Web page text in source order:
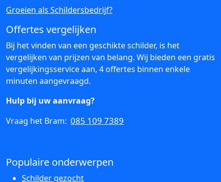
Groeien als Schildersbedrijf?
Offertes vergelijken
Bij het vinden van een geschikte schilder, is het
vergelijken van prijzen van belang. Wij bieden een gratis
vergelijkingsservice aan, 4 offertes binnen enkele
minuten aangevraagd.
Hulp bij uw aanvraag?
Vraag het Bram: 085 109 7389
Populaire onderwerpen
Schilder gezocht